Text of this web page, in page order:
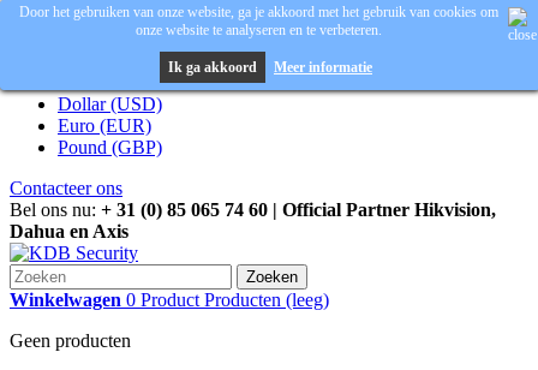
Dollar (USD)
Euro (EUR)
Pound (GBP)
Contacteer ons
Bel ons nu: + 31 (0) 85 065 74 60 | Official Partner Hikvision,
Dahua en Axis
Zoeken
Winkelwagen 0 Product Producten (leeg)
Geen producten
Door het gebruiken van onze website, ga je akkoord met het gebruik van cookies om
onze website te analyseren en te verbeteren.
Ik ga akkoord Meer informatie